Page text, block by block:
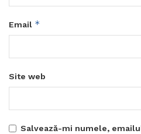
Email *
Site web
Salvează-mi numele,